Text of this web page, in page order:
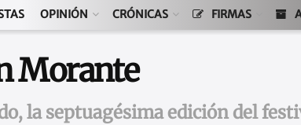
OPINIÓN CRÓNICAS FIRMAS
Morante
la septuagésima edición del